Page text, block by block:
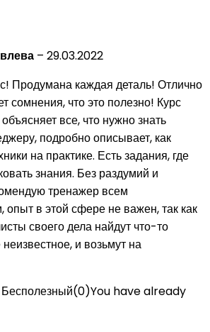
– 29.03.2022
Продумана каждая деталь! Отлично
сомнения, что это полезно! Курс
все, что нужно знать
подробно описывает, как
на практике. Есть задания, где
знания. Без раздумий и
тренажер всем
опыт в этой сфере не важен, так как
своего дела найдут что-то
и возьмут на
Бесполезный(0)You have already